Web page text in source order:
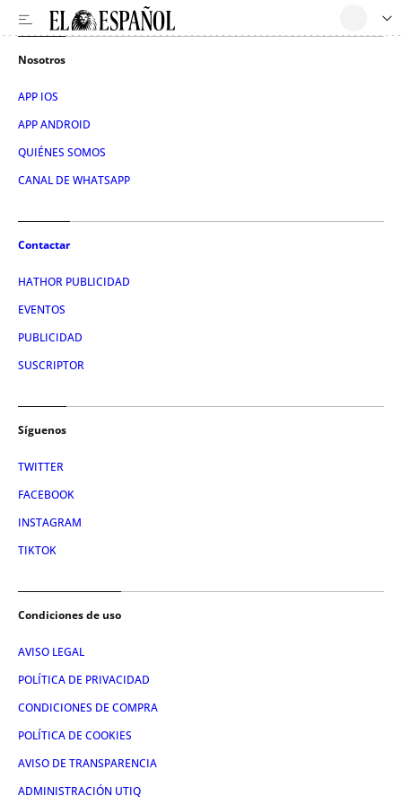
Nosotros
APP IOS
APP ANDROID
QUIÉNES SOMOS
CANAL DE WHATSAPP
Contactar
HATHOR PUBLICIDAD
EVENTOS
PUBLICIDAD
SUSCRIPTOR
Síguenos
TWITTER
FACEBOOK
INSTAGRAM
TIKTOK
Condiciones de uso
AVISO LEGAL
POLÍTICA DE PRIVACIDAD
CONDICIONES DE COMPRA
POLÍTICA DE COOKIES
AVISO DE TRANSPARENCIA
ADMINISTRACIÓN UTIQ